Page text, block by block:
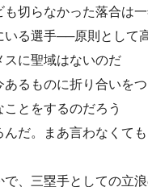
切らなかった落合は
いる選手──原則とし
スに聖域はないのだ
るものに折り合いを
とをするのだろう
だ。まあ言わなくて
、三塁手としての立